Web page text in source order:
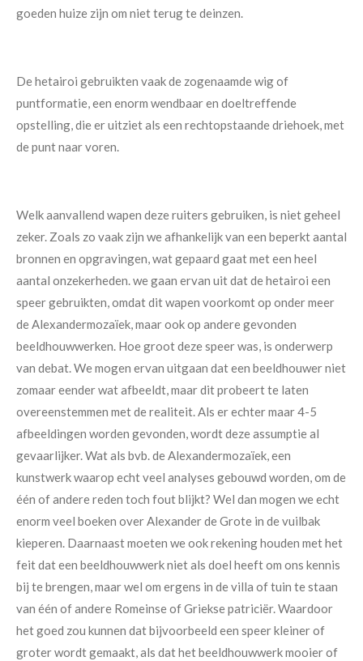
goeden huize zijn om niet terug te deinzen.
De hetairoi gebruikten vaak de zogenaamde wig of
puntformatie, een enorm wendbaar en doeltreffende
opstelling, die er uitziet als een rechtopstaande driehoek, met
de punt naar voren.
Welk aanvallend wapen deze ruiters gebruiken, is niet geheel
zeker. Zoals zo vaak zijn we afhankelijk van een beperkt aantal
bronnen en opgravingen, wat gepaard gaat met een heel
aantal onzekerheden. we gaan ervan uit dat de hetairoi een
speer gebruikten, omdat dit wapen voorkomt op onder meer
de Alexandermozaïek, maar ook op andere gevonden
beeldhouwwerken. Hoe groot deze speer was, is onderwerp
van debat. We mogen ervan uitgaan dat een beeldhouwer niet
zomaar eender wat afbeeldt, maar dit probeert te laten
overeenstemmen met de realiteit. Als er echter maar 4-5
afbeeldingen worden gevonden, wordt deze assumptie al
gevaarlijker. Wat als bvb. de Alexandermozaïek, een
kunstwerk waarop echt veel analyses gebouwd worden, om de
één of andere reden toch fout blijkt? Wel dan mogen we echt
enorm veel boeken over Alexander de Grote in de vuilbak
kieperen. Daarnaast moeten we ook rekening houden met het
feit dat een beeldhouwwerk niet als doel heeft om ons kennis
bij te brengen, maar wel om ergens in de villa of tuin te staan
van één of andere Romeinse of Griekse patriciër. Waardoor
het goed zou kunnen dat bijvoorbeeld een speer kleiner of
groter wordt gemaakt, als dat het beeldhouwwerk mooier of